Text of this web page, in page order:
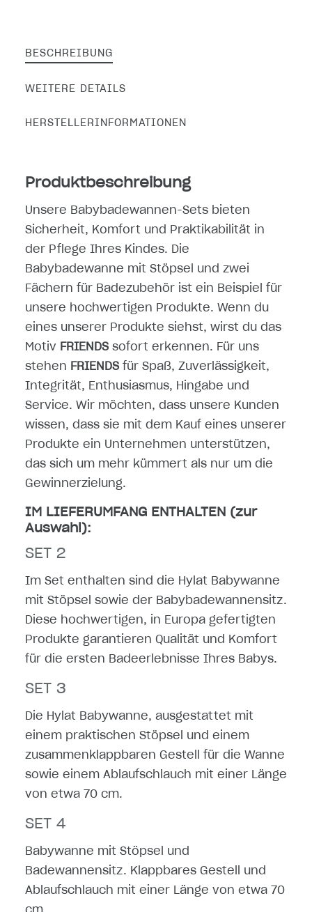
BESCHREIBUNG
WEITERE DETAILS
HERSTELLERINFORMATIONEN
Produktbeschreibung
Unsere Babybadewannen-Sets bieten
Sicherheit, Komfort und Praktikabilität in
der Pflege Ihres Kindes. Die
Babybadewanne mit Stöpsel und zwei
Fächern für Badezubehör ist ein Beispiel für
unsere hochwertigen Produkte. Wenn du
eines unserer Produkte siehst, wirst du das
Motiv FRIENDS sofort erkennen. Für uns
stehen FRIENDS für Spaß, Zuverlässigkeit,
Integrität, Enthusiasmus, Hingabe und
Service. Wir möchten, dass unsere Kunden
wissen, dass sie mit dem Kauf eines unserer
Produkte ein Unternehmen unterstützen,
das sich um mehr kümmert als nur um die
Gewinnerzielung.
IM LIEFERUMFANG ENTHALTEN (zur
Auswahl):
SET 2
Im Set enthalten sind die Hylat Babywanne
mit Stöpsel sowie der Babybadewannensitz.
Diese hochwertigen, in Europa gefertigten
Produkte garantieren Qualität und Komfort
für die ersten Badeerlebnisse Ihres Babys.
SET 3
Die Hylat Babywanne, ausgestattet mit
einem praktischen Stöpsel und einem
zusammenklappbaren Gestell für die Wanne
sowie einem Ablaufschlauch mit einer Länge
von etwa 70 cm.
SET 4
Babywanne mit Stöpsel und
Badewannensitz. Klappbares Gestell und
Ablaufschlauch mit einer Länge von etwa 70
cm.